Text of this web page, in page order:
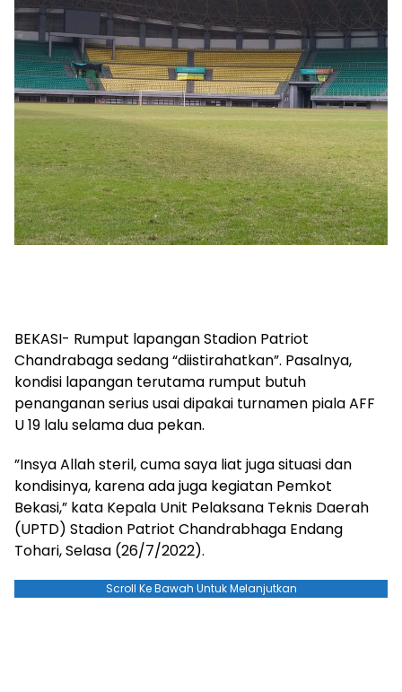
BEKASI- Rumput lapangan Stadion Patriot
Chandrabaga sedang “diistirahatkan”. Pasalnya,
kondisi lapangan terutama rumput butuh
penanganan serius usai dipakai turnamen piala AFF
U 19 lalu selama dua pekan.
”Insya Allah steril, cuma saya liat juga situasi dan
kondisinya, karena ada juga kegiatan Pemkot
Bekasi,” kata Kepala Unit Pelaksana Teknis Daerah
(UPTD) Stadion Patriot Chandrabhaga Endang
Tohari, Selasa (26/7/2022).
Scroll Ke Bawah Untuk Melanjutkan